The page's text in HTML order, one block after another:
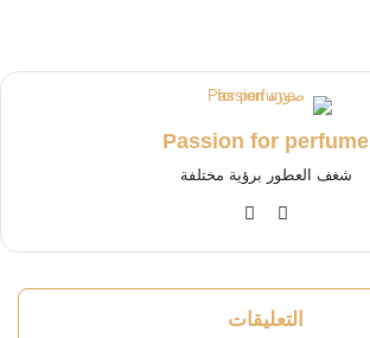
Passion for perfume
شغف العطور برؤية مختلفة
‫X
التعليقات